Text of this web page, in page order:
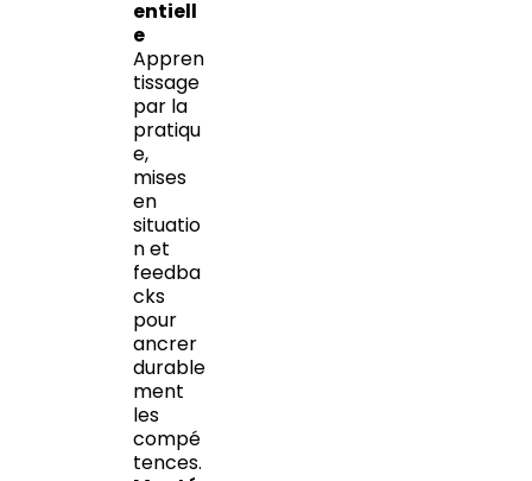
entiell
e
Appren
tissage
par la
pratiqu
e,
mises
en
situatio
n et
feedba
cks
pour
ancrer
durable
ment
les
compé
tences.